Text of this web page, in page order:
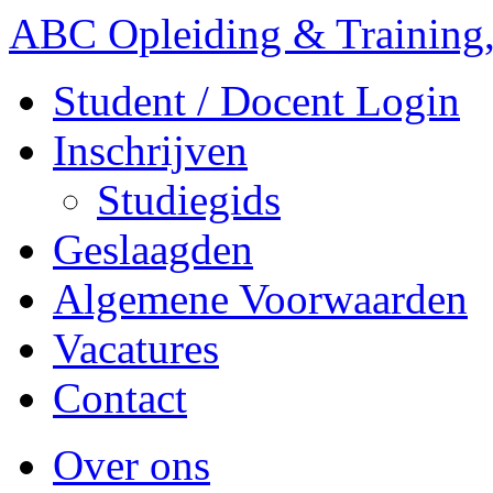
ABC Opleiding &
Student / Docent Login
Inschrijven
Studiegids
Geslaagden
Algemene Voorwaarden
Vacatures
Contact
Over ons